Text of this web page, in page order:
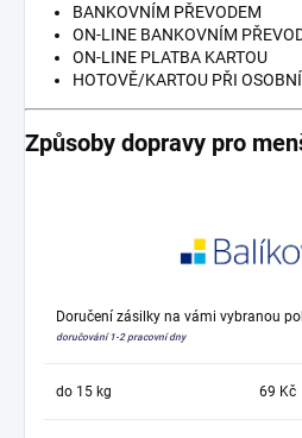
BANKOVNÍM PŘEVODEM
ON-LINE BANKOVNÍM
ON-LINE PLATBA KARTOU
HOTOVĚ/KARTOU PŘI
Způsoby dopravy pro
Doručení zásilky na vámi vybranou
doručování 1-2 pracovní dny
do 15 kg 69 Kč